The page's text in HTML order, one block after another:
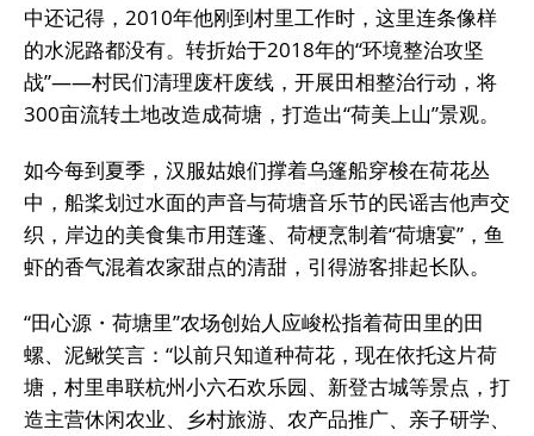
中还记得，2010年他刚到村里工作时，这里连条像样
的水泥路都没有。转折始于2018年的“环境整治攻坚
战”——村民们清理废杆废线，开展田相整治行动，将
300亩流转土地改造成荷塘，打造出“荷美上山”景观。
如今每到夏季，汉服姑娘们撑着乌篷船穿梭在荷花丛
中，船桨划过水面的声音与荷塘音乐节的民谣吉他声交
织，岸边的美食集市用莲蓬、荷梗烹制着“荷塘宴”，鱼
虾的香气混着农家甜点的清甜，引得游客排起长队。
“田心源・荷塘里”农场创始人应峻松指着荷田里的田
螺、泥鳅笑言：“以前只知道种荷花，现在依托这片荷
塘，村里串联杭州小六石欢乐园、新登古城等景点，打
造主营休闲农业、乡村旅游、农产品推广、亲子研学、